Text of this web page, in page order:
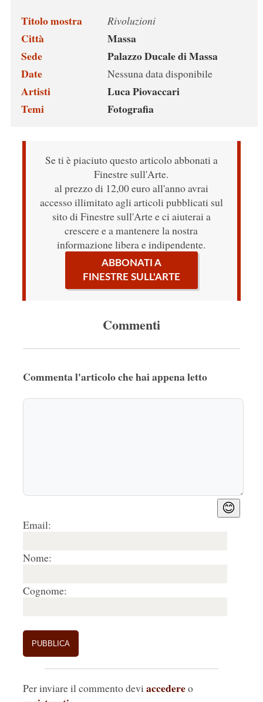
Titolo mostra Rivoluzioni
Città
Massa
Sede
Palazzo Ducale di Massa
Date
Nessuna data disponibile
Artisti
Luca Piovaccari
Temi
Fotografia
Se ti è piaciuto questo articolo abbonati a
Finestre sull'Arte.
al prezzo di 12,00 euro all'anno avrai
accesso illimitato agli articoli pubblicati sul
sito di Finestre sull'Arte e ci aiuterai a
crescere e a mantenere la nostra
informazione libera e indipendente.
ABBONATI A
FINESTRE SULL'ARTE
Commenti
Commenta l'articolo che hai appena letto
😊
Email:
Nome:
Cognome:
Per inviare il commento devi accedereo